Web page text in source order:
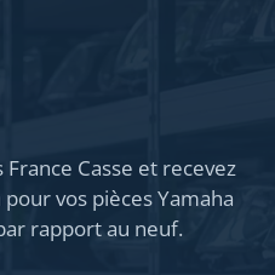
Casse et recevez
pour vos pièces Yamaha
rapport au neuf.